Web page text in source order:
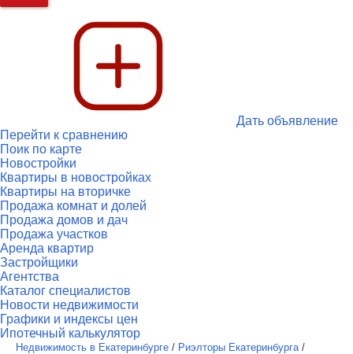
Дать объявление
Перейти к сравнению
Поик по карте
Новостройки
Квартиры в новостройках
Квартиры на вторичке
Продажа комнат и долей
Продажа домов и дач
Продажа участков
Аренда квартир
Застройщики
Агентства
Каталог специалистов
Новости недвижимости
Графики и индексы цен
Ипотечный калькулятор
Недвижимость в Екатеринбурге / Риэлторы Екатеринбурга /